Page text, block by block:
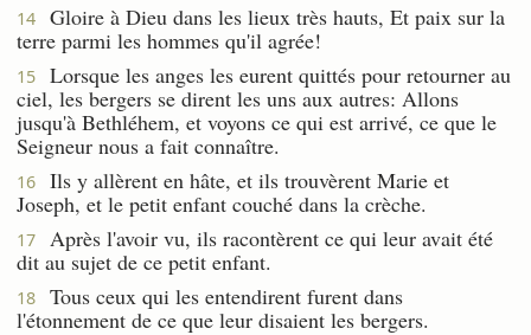
14
Gloire à Dieu dans les lieux très hauts, Et paix sur la
terre parmi les hommes qu'il agrée!
15
Lorsque les anges les eurent quittés pour retourner au
ciel, les bergers se dirent les uns aux autres: Allons
jusqu'à Bethléhem, et voyons ce qui est arrivé, ce que le
Seigneur nous a fait connaître.
16
Ils y allèrent en hâte, et ils trouvèrent Marie et
Joseph, et le petit enfant couché dans la crèche.
17
Après l'avoir vu, ils racontèrent ce qui leur avait été
dit au sujet de ce petit enfant.
18
Tous ceux qui les entendirent furent dans
l'étonnement de ce que leur disaient les bergers.